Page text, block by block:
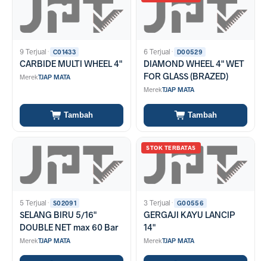
kompleks. Anda dapat menemukan berbagai pilihan produk Tjap
Mata yang sesuai dengan kebutuhan peralatan kerja lapangan dan
bengkel kerajinan Anda di Bali.
9 Terjual· C01433
CARBIDE MULTI WHEEL 4"
MerekTJAP MATA
Tambah
6 Terjual· D00529
DIAMOND WHEEL 4" WET
FOR GLASS (BRAZED)
MerekTJAP MATA
Tambah
5 Terjual· S02091
SELANG BIRU 5/16"
DOUBLE NET max 60 Bar
MerekTJAP MATA
STOK TERBATAS
3 Terjual· G00556
GERGAJI KAYU LANCIP
14"
MerekTJAP MATA